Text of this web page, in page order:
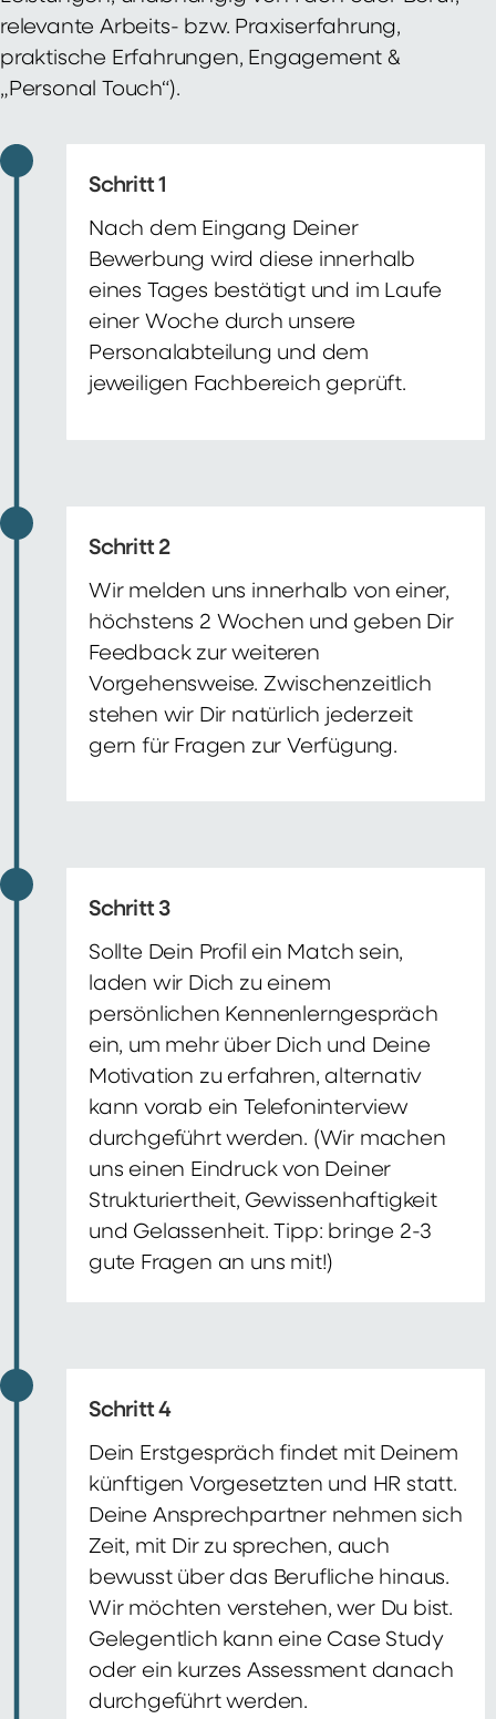
relevante Arbeits- bzw. Praxiserfahrung,
praktische Erfahrungen, Engagement &
„Personal Touch“).
Schritt 1
Nach dem Eingang Deiner
Bewerbung wird diese innerhalb
eines Tages bestätigt und im Laufe
einer Woche durch unsere
Personalabteilung und dem
jeweiligen Fachbereich geprüft.
Schritt 2
Wir melden uns innerhalb von einer,
höchstens 2 Wochen und geben Dir
Feedback zur weiteren
Vorgehensweise. Zwischenzeitlich
stehen wir Dir natürlich jederzeit
gern für Fragen zur Verfügung.
Schritt 3
Sollte Dein Profil ein Match sein,
laden wir Dich zu einem
persönlichen Kennenlerngespräch
ein, um mehr über Dich und Deine
Motivation zu erfahren, alternativ
kann vorab ein Telefoninterview
durchgeführt werden. (Wir machen
uns einen Eindruck von Deiner
Strukturiertheit, Gewissenhaftigkeit
und Gelassenheit. Tipp: bringe 2-3
gute Fragen an uns mit!)
Schritt 4
Dein Erstgespräch findet mit Deinem
künftigen Vorgesetzten und HR statt.
Deine Ansprechpartner nehmen sich
Zeit, mit Dir zu sprechen, auch
bewusst über das Berufliche hinaus.
Wir möchten verstehen, wer Du bist.
Gelegentlich kann eine Case Study
oder ein kurzes Assessment danach
durchgeführt werden.